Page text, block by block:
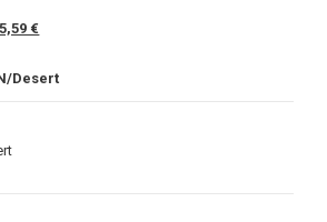
€
Desert